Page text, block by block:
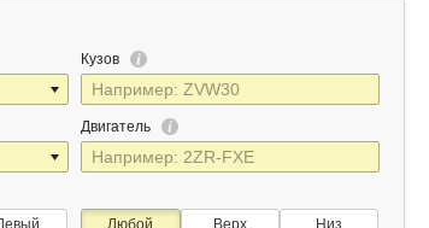
Кузов
Двигатель
Любой Верх Низ